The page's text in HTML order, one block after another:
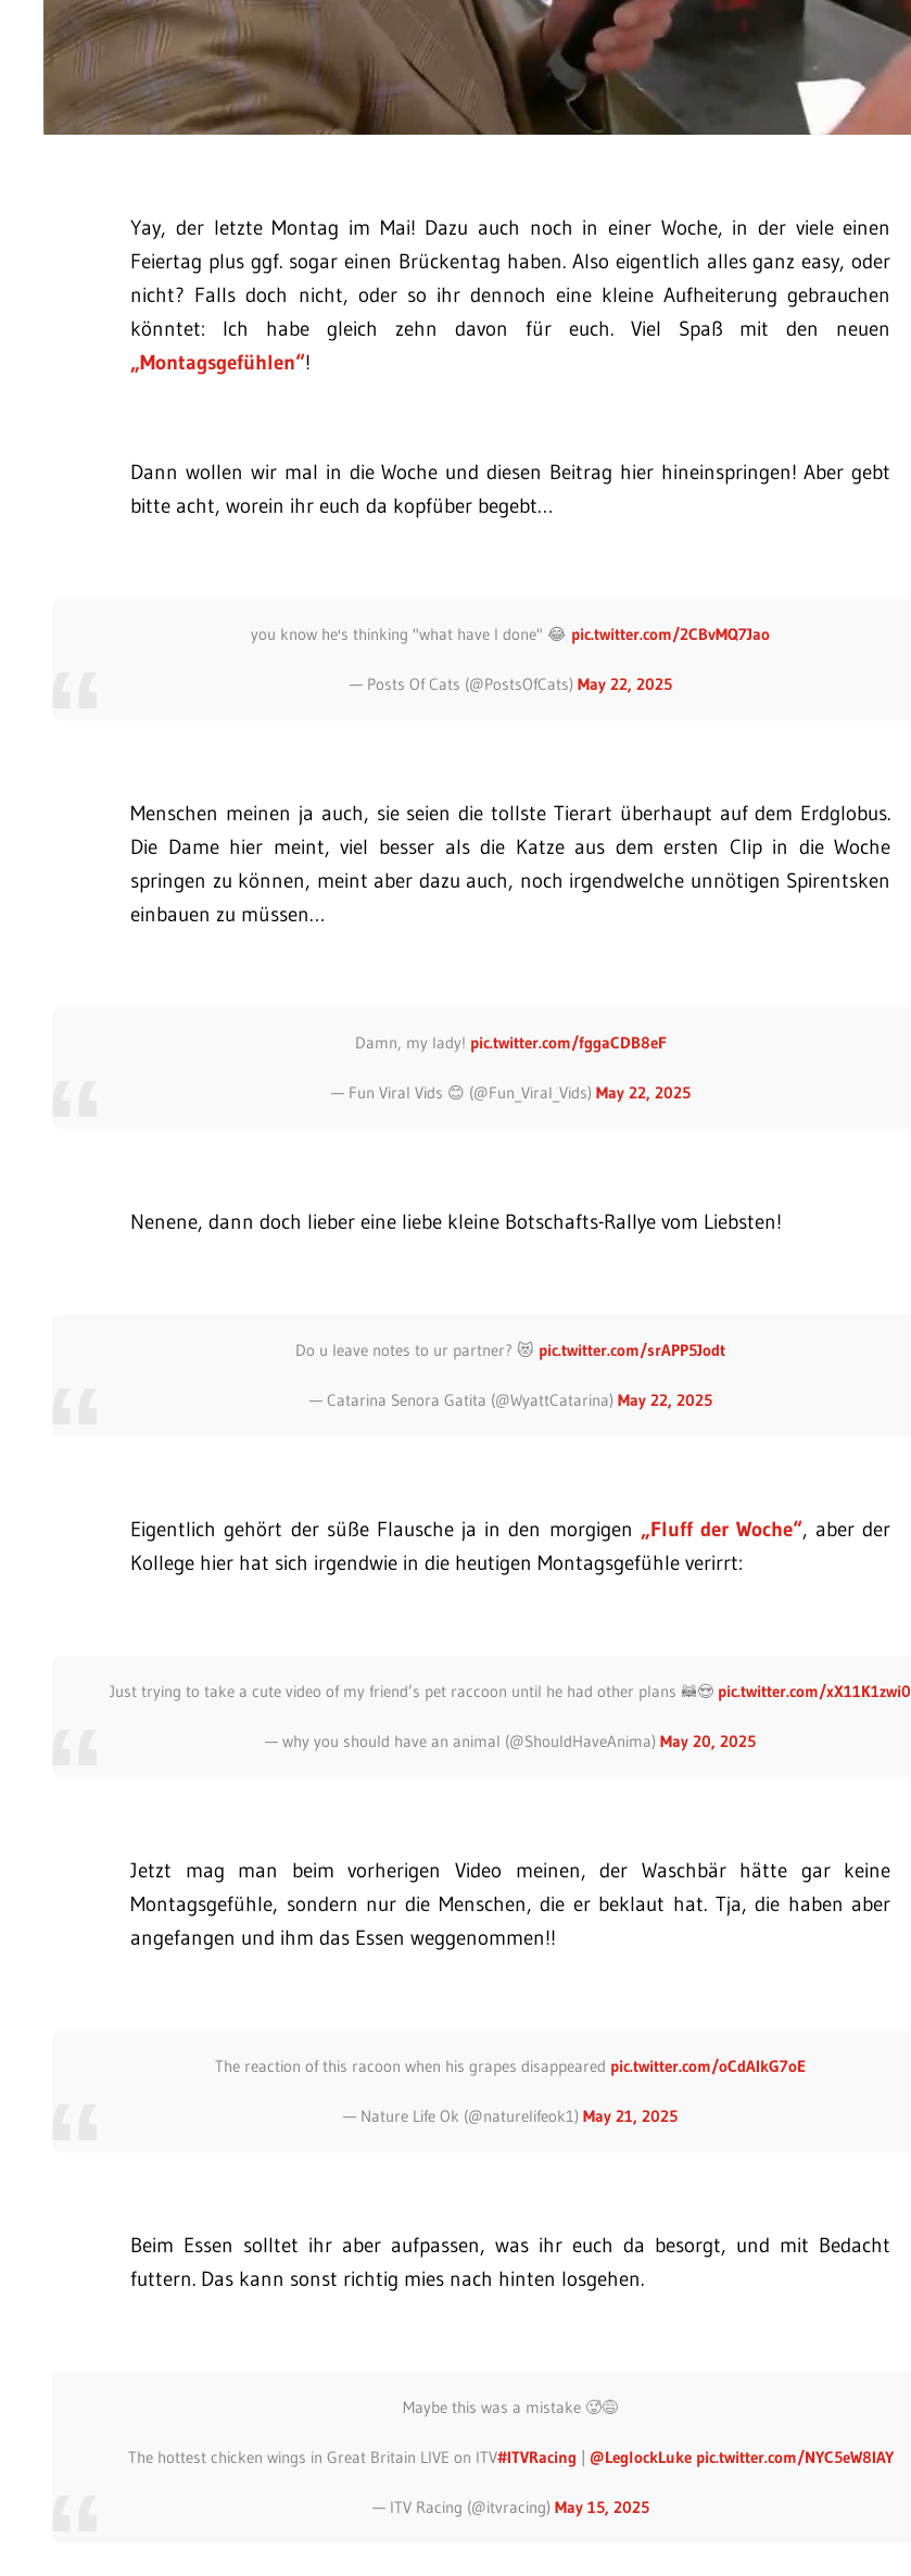
Yay, der letzte Montag im Mai! Dazu auch noch in einer Woche, in der viele einen
Feiertag plus ggf. sogar einen Brückentag haben. Also eigentlich alles ganz easy, oder
nicht? Falls doch nicht, oder so ihr dennoch eine kleine Aufheiterung gebrauchen
könntet: Ich habe gleich zehn davon für euch. Viel Spaß mit den neuen
„Montagsgefühlen“!
Dann wollen wir mal in die Woche und diesen Beitrag hier hineinspringen! Aber gebt
bitte acht, worein ihr euch da kopfüber begebt…
you know he's thinking "what have I done" 😂 pic.twitter.com/2CBvMQ7Jao
— Posts Of Cats (@PostsOfCats) May 22, 2025
Menschen meinen ja auch, sie seien die tollste Tierart überhaupt auf dem Erdglobus.
Die Dame hier meint, viel besser als die Katze aus dem ersten Clip in die Woche
springen zu können, meint aber dazu auch, noch irgendwelche unnötigen Spirentsken
einbauen zu müssen…
Damn, my lady! pic.twitter.com/fggaCDB8eF
— Fun Viral Vids 😊 (@Fun_Viral_Vids) May 22, 2025
Nenene, dann doch lieber eine liebe kleine Botschafts-Rallye vom Liebsten!
Do u leave notes to ur partner? 😻 pic.twitter.com/srAPP5Jodt
— Catarina Senora Gatita (@WyattCatarina) May 22, 2025
Eigentlich gehört der süße Flausche ja in den morgigen „Fluff der Woche“, aber der
Kollege hier hat sich irgendwie in die heutigen Montagsgefühle verirrt:
Just trying to take a cute video of my friend’s pet raccoon until he had other plans 🦝😍 pic.twitter.com/xX11K1zwi0
— why you should have an animal (@ShouldHaveAnima)May 20, 2025
Jetzt mag man beim vorherigen Video meinen, der Waschbär hätte gar keine
Montagsgefühle, sondern nur die Menschen, die er beklaut hat. Tja, die haben aber
angefangen und ihm das Essen weggenommen!!
The reaction of this racoon when his grapes disappeared pic.twitter.com/oCdAIkG7oE
— Nature Life Ok (@naturelifeok1)May 21, 2025
Beim Essen solltet ihr aber aufpassen, was ihr euch da besorgt, und mit Bedacht
futtern. Das kann sonst richtig mies nach hinten losgehen.
Maybe this was a mistake 🥵😅
The hottest chicken wings in Great Britain LIVE on ITV#ITVRacing @LeglockLuke pic.twitter.com/NYC5eW8IAY
— ITV Racing (@itvracing) May 15, 2025